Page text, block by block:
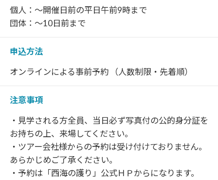
個人：～開催日前の平日午前9時まで
団体：～10日前まで
申込方法
オンラインによる事前予約 （人数制限・先着順）
注意事項
・見学される方全員、当日必ず写真付の公的身分証を
お持ちの上、来場してください。
・ツアー会社様からの予約は受け付けておりません。
あらかじめご了承ください。
・予約は「西海の護り」公式ＨＰからになります。